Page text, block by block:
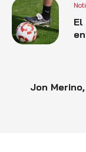
El
Jon